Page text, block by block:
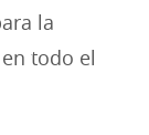
la
todo el